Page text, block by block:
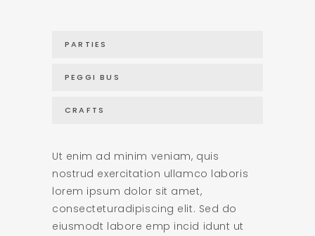
PARTIES
PEGGI BUS
CRAFTS
Ut enim ad minim veniam, quis
nostrud exercitation ullamco laboris
lorem ipsum dolor sit amet,
consecteturadipiscing elit. Sed do
eiusmodt labore emp incid idunt ut